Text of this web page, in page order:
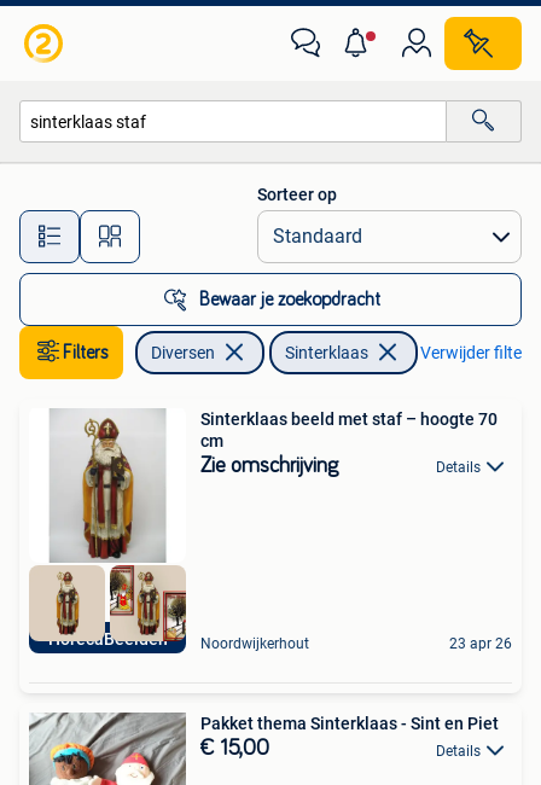
Alle afstanden…
Sorteer op
Bewaar je zoekopdracht
Filters Diversen Sinterklaas Verwijder filters
HorecaBeelden
Sinterklaas beeld met staf – hoogte 70
cm
Zie omschrijving Details
Noordwijkerhout 23 apr 26
Pakket thema Sinterklaas - Sint en Piet
€ 15,00 Details